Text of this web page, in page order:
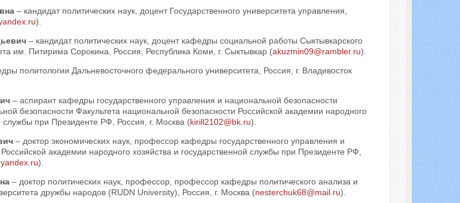
– кандидат политических наук, доцент Государственного университета управления,
).
– кандидат политических наук, доцент кафедры социальной работы Сыктывкарского
им. Питирима Сорокина, Россия, Республика Коми, г. Сыктывкар (akuzmin09@rambler.ru).
политологии Дальневосточного федерального университета, Россия, г. Владивосток
– аспирант кафедры государственного управления и национальной безопасности
безопасности Факультета национальной безопасности Российской академии народного
службы при Президенте РФ, Россия, г. Москва (kirill2102@bk.ru).
– доктор экономических наук, профессор кафедры государственного управления и
академии народного хозяйства и государственной службы при Президенте РФ,
).
– доктор политических наук, профессор, профессор кафедры политического анализа и
дружбы народов (RUDN University), Россия, г. Москва (nesterchuk68@mail.ru).